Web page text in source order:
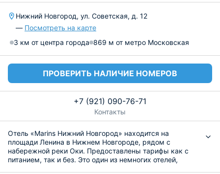
Нижний Новгород, ул. Советская, д. 12
— Посмотреть на карте
3 км от центра города 869 м от метро Московская
ПРОВЕРИТЬ НАЛИЧИЕ НОМЕРОВ
+7 (921) 090-76-71
Контакты
Отель «Marins Нижний Новгород» находится на
площади Ленина в Нижнем Новгороде, рядом с
набережной реки Оки. Предоставлены тарифы как с
питанием, так и без. Это один из немногих отелей,